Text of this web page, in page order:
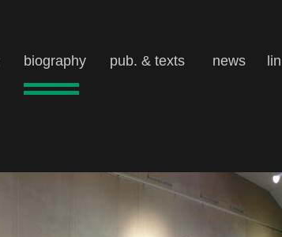
biography pub. & texts news